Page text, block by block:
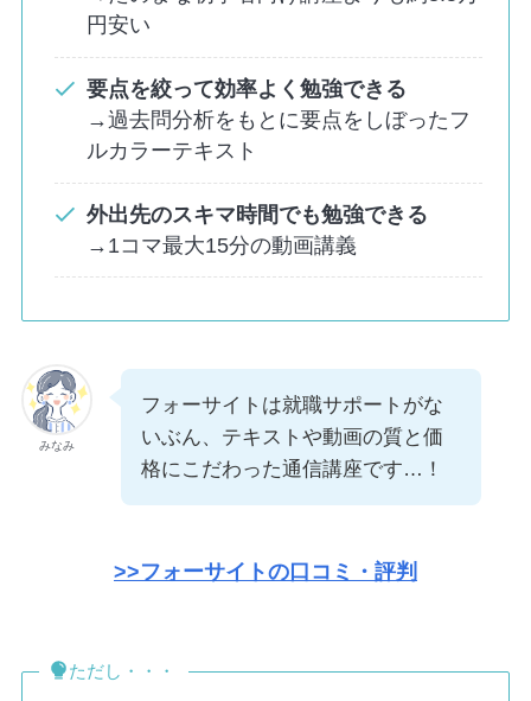
円安い
要点を絞って効率よく勉強できる
→過去問分析をもとに要点をしぼったフ
ルカラーテキスト
外出先のスキマ時間でも勉強できる
→1コマ最大15分の動画講義
みなみ
フォーサイトは就職サポートがな
いぶん、テキストや動画の質と価
格にこだわった通信講座です…！
>>フォーサイトの口コミ・評判
ただし・・・